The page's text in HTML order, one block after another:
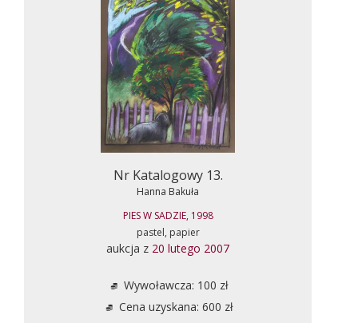
Nr Katalogowy 13.
Hanna Bakuła
PIES W SADZIE, 1998
pastel, papier
aukcja z 20 lutego 2007
Wywoławcza: 100 zł
Cena uzyskana: 600 zł